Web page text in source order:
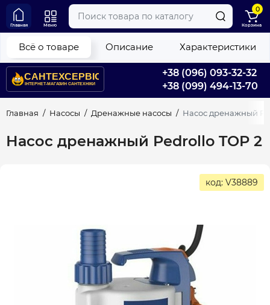
+38 (096) 093-32-32
+38 (099) 494-13-70
Главная Меню
0
Корзина
Главная Насосы Дренажные насосы Насос дренажный
Насос дренажный Pedrollo TOP 2
Всё о товаре Описание Характеристики
код: V38889